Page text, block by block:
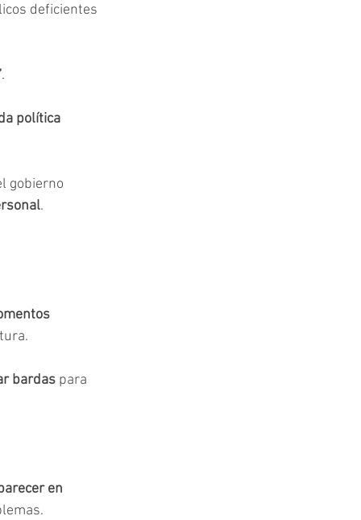
deficientes
.
política
gobierno
.
bardas para
en